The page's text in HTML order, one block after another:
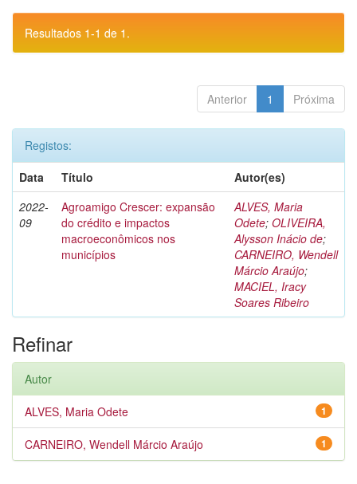
Resultados 1-1 de 1.
Anterior 1 Próxima
Registos:
Data
Título
Autor(es)
2022-
09
Agroamigo Crescer: expansão
do crédito e impactos
macroeconômicos nos
municípios
ALVES, Maria
Odete; OLIVEIRA,
Alysson Inácio de;
CARNEIRO, Wendell
Márcio Araújo;
MACIEL, Iracy
Soares Ribeiro
Refinar
Autor
1
ALVES, Maria Odete
1
CARNEIRO, Wendell Márcio Araújo